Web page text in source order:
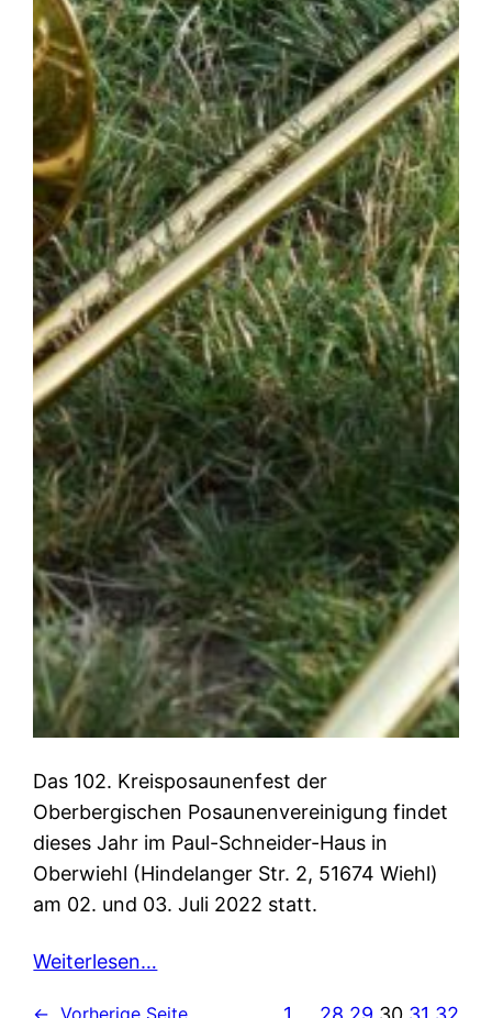
Das 102. Kreisposaunenfest der
Oberbergischen Posaunenvereinigung findet
dieses Jahr im Paul-Schneider-Haus in
Oberwiehl (Hindelanger Str. 2, 51674 Wiehl)
am 02. und 03. Juli 2022 statt.
Weiterlesen…